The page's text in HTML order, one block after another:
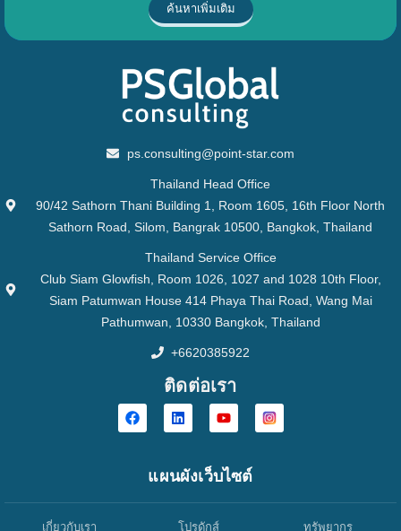
ค้นหาเพิ่มเติม
ps.consulting@point-star.com
Thailand Head Office
90/42 Sathorn Thani Building 1, Room 1605, 16th Floor North
Sathorn Road, Silom, Bangrak 10500, Bangkok, Thailand
Thailand Service Office
Club Siam Glowfish, Room 1026, 1027 and 1028 10th Floor,
Siam Patumwan House 414 Phaya Thai Road, Wang Mai
Pathumwan, 10330 Bangkok, Thailand
+6620385922
ติดต่อเรา
แผนผังเว็บไซต์
เกี่ยวกับเรา โปรดักส์ ทรัพยากร